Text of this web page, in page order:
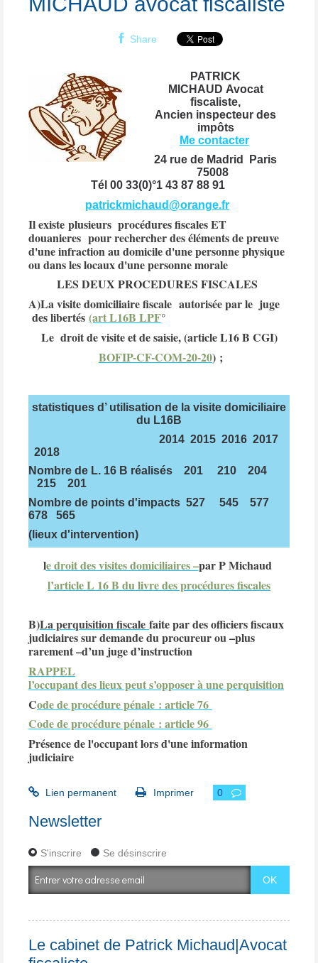
Share
PATRICK
MICHAUD Avocat
fiscaliste,
Ancien inspecteur des
impôts
Me contacter
24 rue de Madrid Paris
75008
Tél 00 33(0)°1 43 87 88 91
patrickmichaud@orange.fr
Il existe plusieurs procédures fiscales ET
douanieres pour rechercher des éléments de preuve
d'une infraction au domicile d'une personne physique
ou dans les locaux d'une personne morale
LES DEUX PROCEDURES FISCALES
A)La visite domiciliaire fiscale autorisée par le juge
des libertés (art L16B LPF°
Le droit de visite et de saisie, (article L16 B CGI)
BOFIP-CF-COM-20-20) ;
statistiques d’ utilisation de la visite domiciliaire
du L16B
2014 2015 2016 2017
2018
Nombre de L. 16 B réalisés 201 210 204
215 201
Nombre de points d'impacts 527 545 577
678 565
(lieux d'intervention)
le droit des visites domiciliaires –par P Michaud
l’article L 16 B du livre des procédures fiscales
B)La perquisition fiscale faite par des officiers fiscaux
judiciaires sur demande du procureur ou –plus
rarement –d’un juge d’instruction
RAPPEL
l’occupant des lieux peut s’opposer à une perquisition
Code de procédure pénale : article 76
Code de procédure pénale : article 96
Présence de l'occupant lors d'une information
judiciaire
Lien permanent Imprimer 0
Newsletter
S'inscrire Se désinscrire
Le cabinet de Patrick Michaud|Avocat